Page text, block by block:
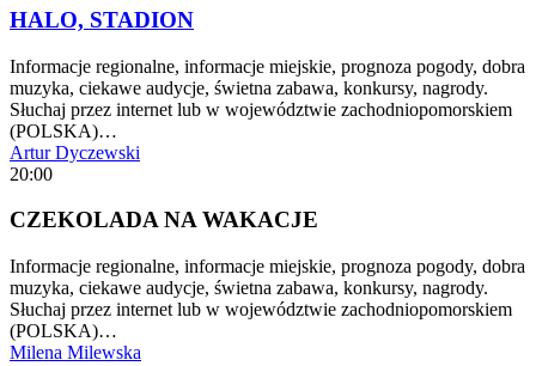
HALO, STADION
Informacje regionalne, informacje miejskie, prognoza pogody, dobra
muzyka, ciekawe audycje, świetna zabawa, konkursy, nagrody.
Słuchaj przez internet lub w województwie zachodniopomorskiem
(POLSKA)…
Artur Dyczewski
20:00
CZEKOLADA NA WAKACJE
Informacje regionalne, informacje miejskie, prognoza pogody, dobra
muzyka, ciekawe audycje, świetna zabawa, konkursy, nagrody.
Słuchaj przez internet lub w województwie zachodniopomorskiem
(POLSKA)…
Milena Milewska